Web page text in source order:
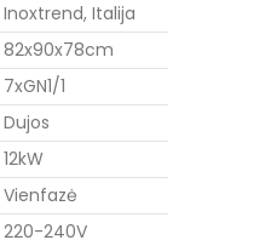
Inoxtrend, Italija
82x90x78cm
7xGN1/1
Dujos
12kW
Vienfazė
220-240V